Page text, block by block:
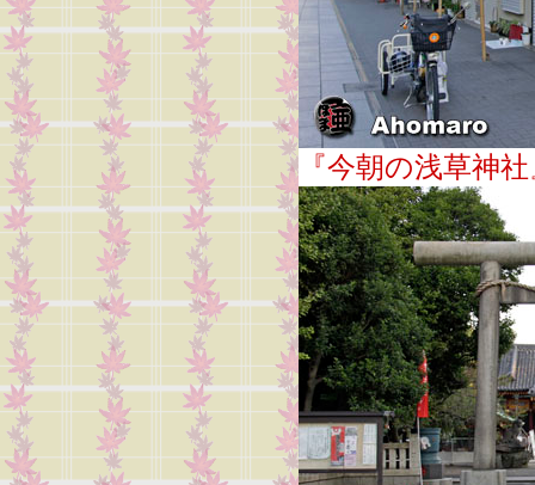
『今朝の浅草神社